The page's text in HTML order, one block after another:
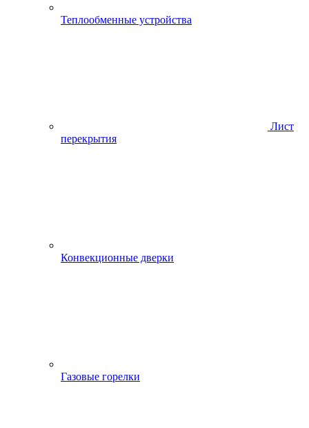
Теплообменные устройства
Лист
перекрытия
Конвекционные дверки
Газовые горелки